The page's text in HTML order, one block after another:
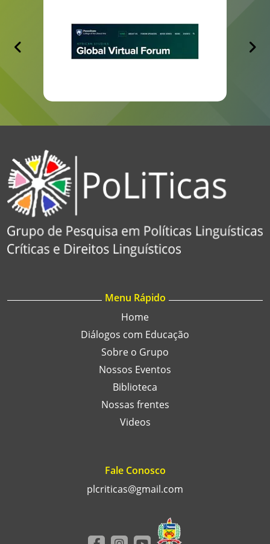
Menu Rápido
Home
Diálogos com Educação
Sobre o Grupo
Nossos Eventos
Biblioteca
Nossas frentes
Videos
Fale Conosco
plcriticas@gmail.com